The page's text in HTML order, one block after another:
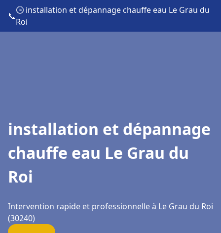
📞
🕒 installation et dépannage chauffe eau Le Grau du
Roi
installation et dépannage
chauffe eau Le Grau du
Roi
Intervention rapide et professionnelle à Le Grau du Roi
(30240)